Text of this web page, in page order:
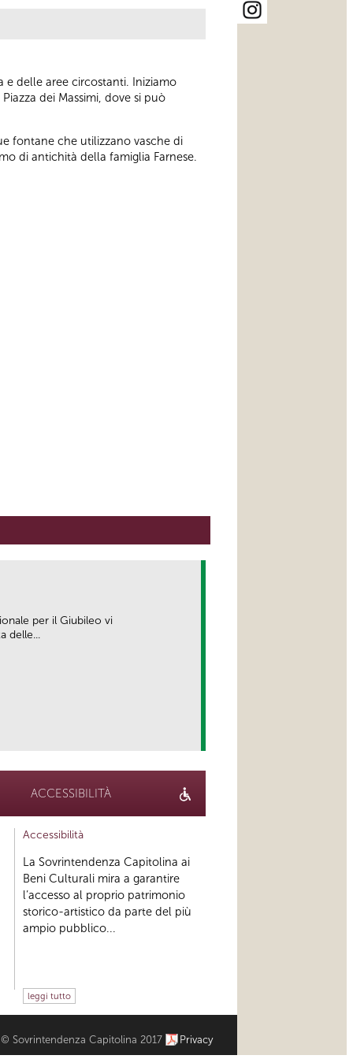
delle aree circostanti. Iniziamo
dei Massimi, dove si può
fontane che utilizzano vasche di
di antichità della famiglia Farnese.
per il Giubileo vi
delle...
ACCESSIBILITÀ
Accessibilità
La Sovrintendenza Capitolina ai
Beni Culturali mira a garantire
l’accesso al proprio patrimonio
storico-artistico da parte del più
ampio pubblico...
leggi tutto
© Sovrintendenza Capitolina 2017 Privacy